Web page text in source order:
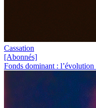
Cassation
[Abonnés]
Fonds dominant :